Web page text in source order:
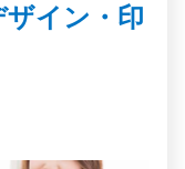
イン・印